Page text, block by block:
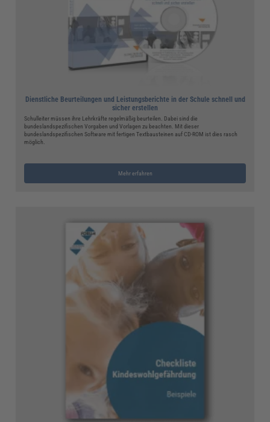
Dienstliche Beurteilungen und Leistungsberichte in der Schule schnell und
sicher erstellen
Schulleiter müssen ihre Lehrkräfte regelmäßig beurteilen. Dabei sind die
bundeslandspezifischen Vorgaben und Vorlagen zu beachten. Mit dieser
bundeslandspezifischen Software mit fertigen Textbausteinen auf CD-ROM ist dies rasch
möglich.
Mehr erfahren